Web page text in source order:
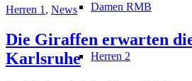
Damen RMB
Herren 2
Herren 1 , News
Die Giraffen erwarten
Karlsruhe